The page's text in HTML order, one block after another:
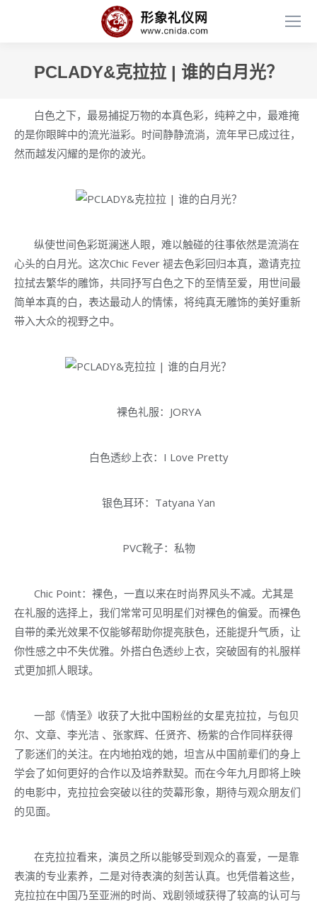
PCLADY&克拉拉 | 谁的白月光？
白色之下，最易捕捉万物的本真色彩，纯粹之中，最难掩
的是你眼眸中的流光溢彩。时间静静流淌，流年早已成过往，
然而越发闪耀的是你的波光。
纵使世间色彩斑澜迷人眼，难以触碰的往事依然是流淌在
心头的白月光。这次Chic Fever 褪去色彩回归本真，邀请克拉
拉拭去繁华的雕饰，共同抒写白色之下的至情至爱，用世间最
简单本真的白，表达最动人的情愫，将纯真无雕饰的美好重新
带入大众的视野之中。
裸色礼服：JORYA
白色透纱上衣：I Love Pretty
银色耳环：Tatyana Yan
PVC靴子：私物
Chic Point：裸色，一直以来在时尚界风头不减。尤其是
在礼服的选择上，我们常常可见明星们对裸色的偏爱。而裸色
自带的柔光效果不仅能够帮助你提亮肤色，还能提升气质，让
你性感之中不失优雅。外搭白色透纱上衣，突破固有的礼服样
式更加抓人眼球。
一部《情圣》收获了大批中国粉丝的女星克拉拉，与包贝
尔、文章、李光洁 、张家辉、任贤齐、杨紫的合作同样获得
了影迷们的关注。在内地拍戏的她，坦言从中国前辈们的身上
学会了如何更好的合作以及培养默契。而在今年九月即将上映
的电影中，克拉拉会突破以往的荧幕形象，期待与观众朋友们
的见面。
在克拉拉看来，演员之所以能够受到观众的喜爱，一是靠
表演的专业素养，二是对待表演的刻苦认真。也凭借着这些，
克拉拉在中国乃至亚洲的时尚、戏剧领域获得了较高的认可与